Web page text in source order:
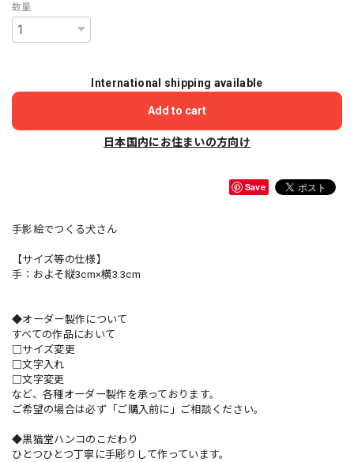
数量
International shipping available
Add to cart
日本国内にお住まいの方向け
Save
手影絵でつくる犬さん
【サイズ等の仕様】
手：およそ縦3cm×横3.3cm
◆オーダー製作について
すべての作品において
□サイズ変更
□文字入れ
□文字変更
など、各種オーダー製作を承っております。
ご希望の場合は必ず「ご購入前に」ご相談ください。
◆黒猫堂ハンコのこだわり
ひとつひとつ丁寧に手彫りして作っています。